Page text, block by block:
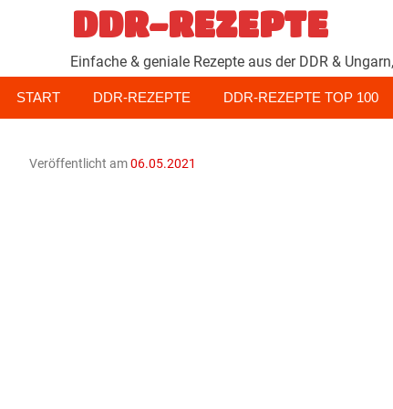
Zum
Inhalt
springen
DDR-REZEPTE
Einfache & geniale Rezepte aus der DDR &
START DDR-REZEPTE DDR-REZEPTE TOP 100
Veröffentlicht am06.05.2021